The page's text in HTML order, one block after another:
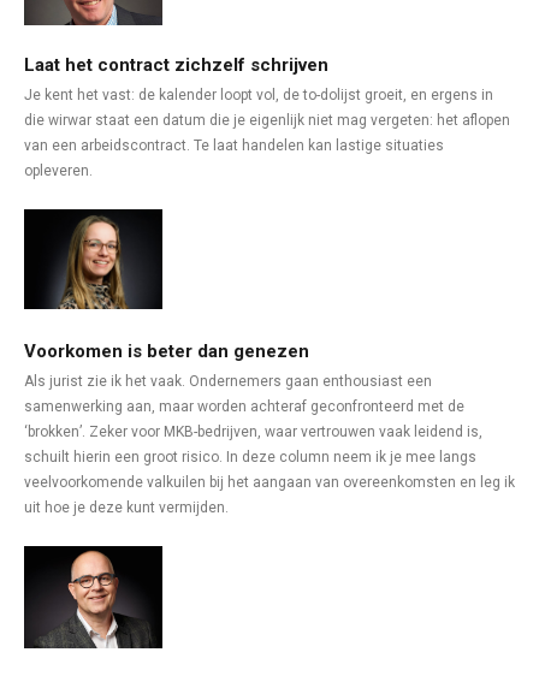
Laat het contract zichzelf schrijven
Je kent het vast: de kalender loopt vol, de to-dolijst groeit, en ergens in
die wirwar staat een datum die je eigenlijk niet mag vergeten: het aflopen
van een arbeidscontract. Te laat handelen kan lastige situaties
opleveren.
Voorkomen is beter dan genezen
Als jurist zie ik het vaak. Ondernemers gaan enthousiast een
samenwerking aan, maar worden achteraf geconfronteerd met de
‘brokken’. Zeker voor MKB-bedrijven, waar vertrouwen vaak leidend is,
schuilt hierin een groot risico. In deze column neem ik je mee langs
veelvoorkomende valkuilen bij het aangaan van overeenkomsten en leg ik
uit hoe je deze kunt vermijden.